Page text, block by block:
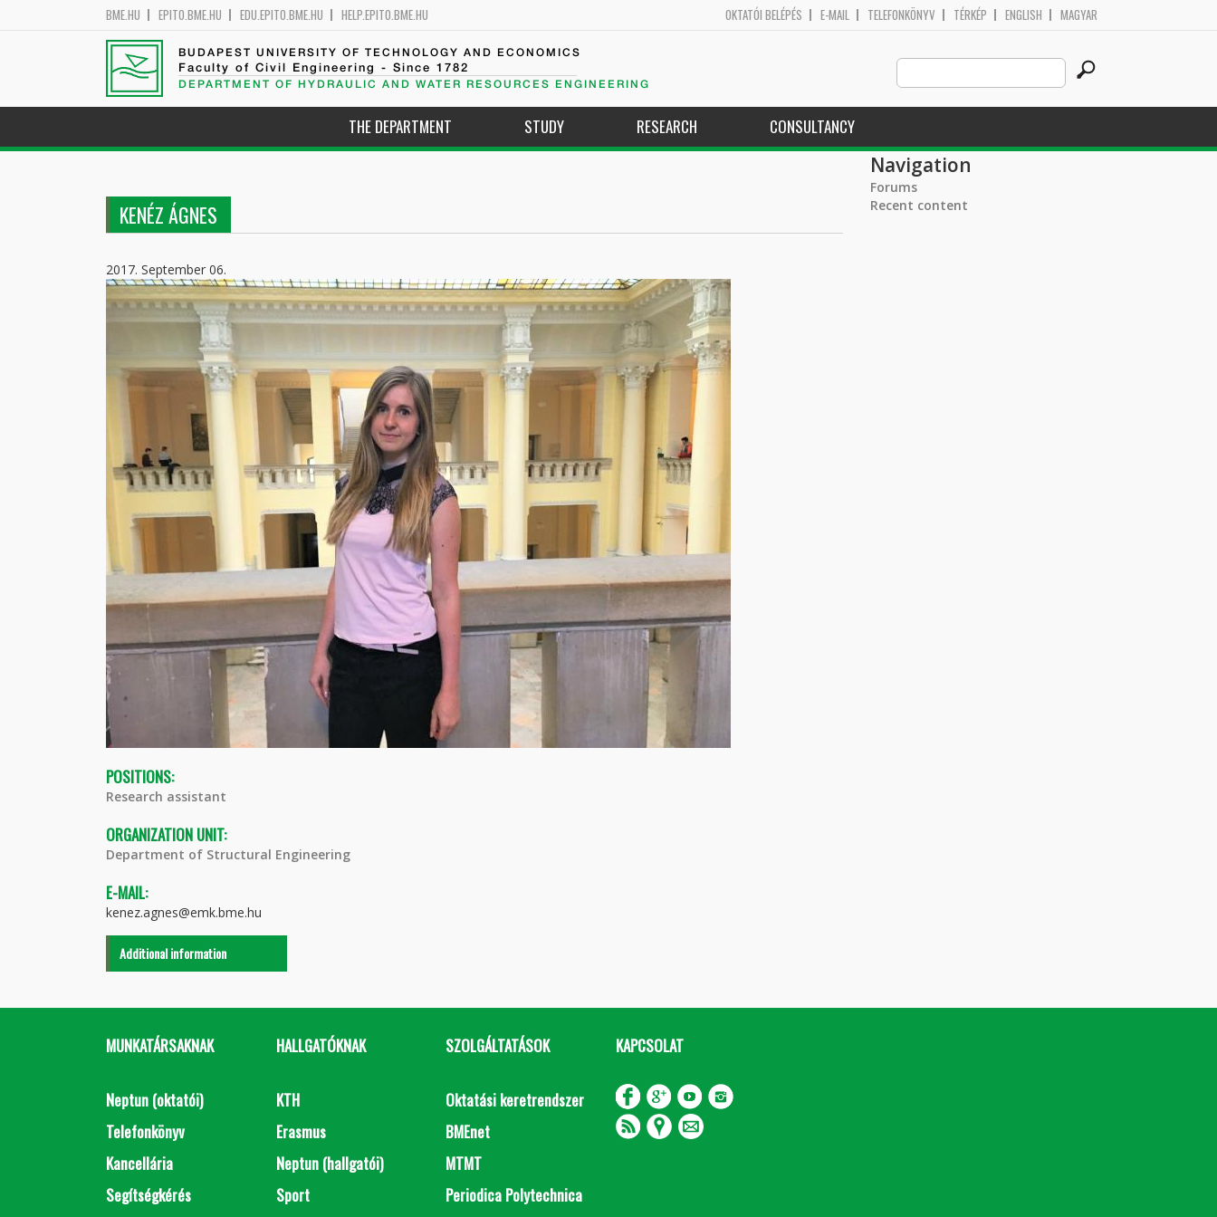
BME.HU EPITO.BME.HU EDU.EPITO.BME.HU HELP.EPITO.BME.HU OKTATÓI BELÉPÉS E-MAIL TELEFONKÖNYV TÉRKÉP ENGLISH MAGYAR
BUDAPEST UNIVERSITY OF TECHNOLOGY AND ECONOMICS
Faculty of Civil Engineering - Since 1782
DEPARTMENT OF HYDRAULIC AND WATER RESOURCES ENGINEERING
Search
this
site
THE DEPARTMENT STUDY RESEARCH CONSULTANCY
KENÉZ ÁGNES
2017. September 06.
POSITIONS:
Research assistant
ORGANIZATION UNIT:
Department of Structural Engineering
E-MAIL:
kenez.agnes@emk.bme.hu
Additional information
Navigation
Forums
Recent content
MUNKATÁRSAKNAK
Neptun (oktatói)
Telefonkönyv
Kancellária
Segítségkérés
HALLGATÓKNAK
KTH
Erasmus
Neptun (hallgatói)
Sport
SZOLGÁLTATÁSOK
Oktatási keretrendszer
BMEnet
MTMT
Periodica Polytechnica
KAPCSOLAT